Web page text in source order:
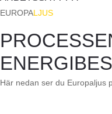
EUROPALJUS
Här nedan ser du Europaljus